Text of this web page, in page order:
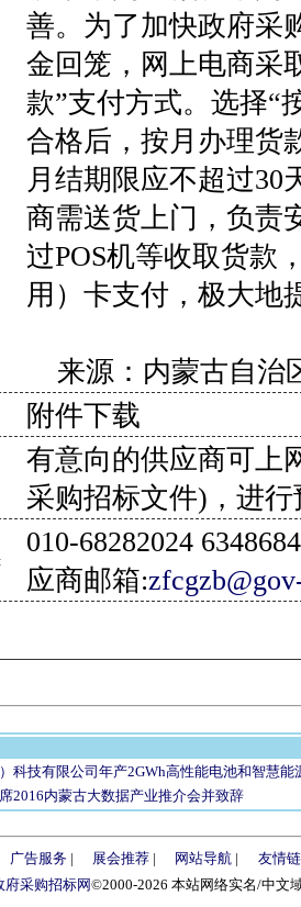
善。为了加快政府采
金回笼，网上电商采
款”支付方式。选择“
合格后，按月办理货
月结期限应不超过30
商需送货上门，负责
过POS机等收取货款
用）卡支付，极大地
来源：内蒙古自治
附件下载
有意向的供应商可上
采购招标文件)，进
010-68282024
应商邮箱:
科技有限公司年产2GWh高性能电池和智慧能
2016内蒙古大数据产业推介会并致辞
广告服务| 展会推荐| 网站导航 |
友情
府采购招标网©2000-2026 本站网络实名/中文